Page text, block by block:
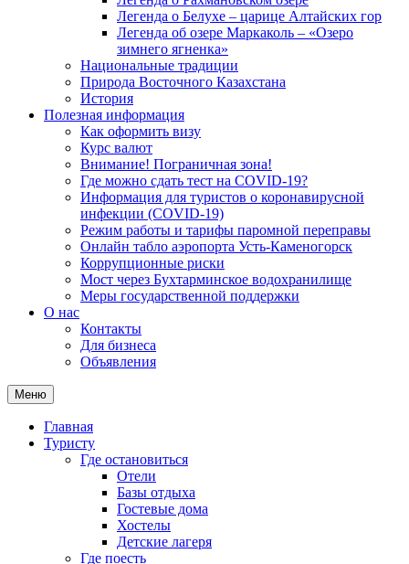
Легенда о Белухе – царице Алтайских гор
Легенда об озере Маркаколь – «Озеро
зимнего ягненка»
Национальные традиции
Природа Восточного Казахстана
История
Полезная информация
Как оформить визу
Курс валют
Внимание! Пограничная зона!
Где можно сдать тест на COVID-19?
Информация для туристов о коронавирусной
инфекции (COVID-19)
Режим работы и тарифы паромной переправы
Онлайн табло аэропорта Усть-Каменогорск
Коррупционные риски
Мост через Бухтарминское водохранилище
Меры государственной поддержки
О нас
Контакты
Для бизнеса
Объявления
Меню
Главная
Туристу
Где остановиться
Отели
Базы отдыха
Гостевые дома
Хостелы
Детские лагеря
Где поесть